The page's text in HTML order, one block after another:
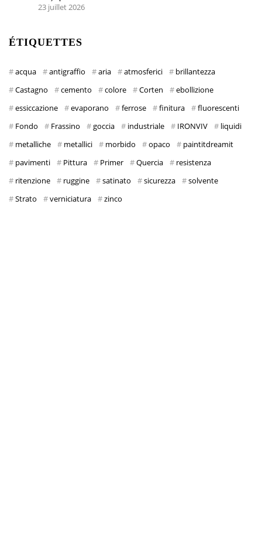
23 juillet 2026
ÉTIQUETTES
acqua antigraffio aria atmosferici
brillantezza
Castagno
cemento colore Corten
ebollizione
essiccazione
evaporano ferrose finitura
fluorescenti
Fondo
Frassino goccia industriale IRONVIV
liquidi
metalliche
metallici morbido opaco
paintitdreamit
pavimenti
Pittura Primer Quercia
resistenza
ritenzione
ruggine satinato sicurezza
solvente
Strato
verniciatura zinco